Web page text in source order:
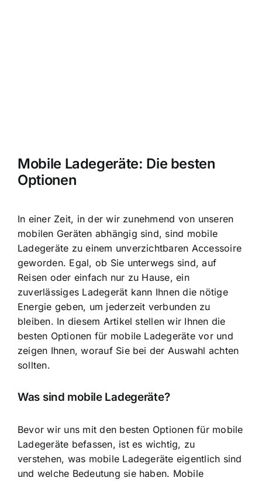
Mobile Ladegeräte: Die besten
Optionen
In einer Zeit, in der wir zunehmend von unseren
mobilen Geräten abhängig sind, sind mobile
Ladegeräte zu einem unverzichtbaren Accessoire
geworden. Egal, ob Sie unterwegs sind, auf
Reisen oder einfach nur zu Hause, ein
zuverlässiges Ladegerät kann Ihnen die nötige
Energie geben, um jederzeit verbunden zu
bleiben. In diesem Artikel stellen wir Ihnen die
besten Optionen für mobile Ladegeräte vor und
zeigen Ihnen, worauf Sie bei der Auswahl achten
sollten.
Was sind mobile Ladegeräte?
Bevor wir uns mit den besten Optionen für mobile
Ladegeräte befassen, ist es wichtig, zu
verstehen, was mobile Ladegeräte eigentlich sind
und welche Bedeutung sie haben. Mobile